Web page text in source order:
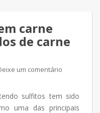
carne
de carne
um comentário
sulfitos tem sido
uma das principais